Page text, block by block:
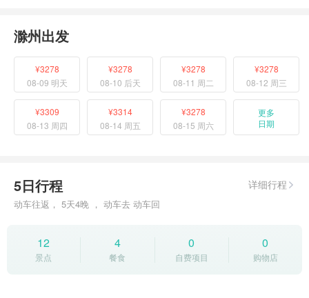
滁州出发
¥3278
08-09 明天
¥3278
08-10 后天
¥3278
08-11 周二
¥3278
08-12 周三
¥3309
08-13 周四
¥3314
08-14 周五
¥3278
08-15 周六
更多
日期
5日行程 详细行程
动车往返， 5天4晚 ， 动车去 动车回
12
景点
4
餐食
0
自费项目
0
购物店